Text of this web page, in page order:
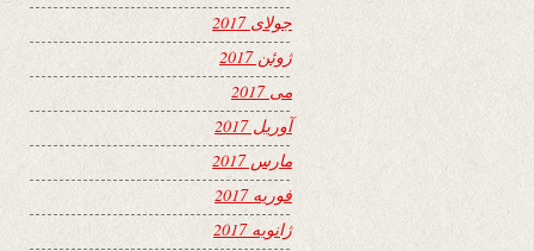
جولای 2017
ژوئن 2017
می 2017
آوریل 2017
مارس 2017
فوریه 2017
ژانویه 2017